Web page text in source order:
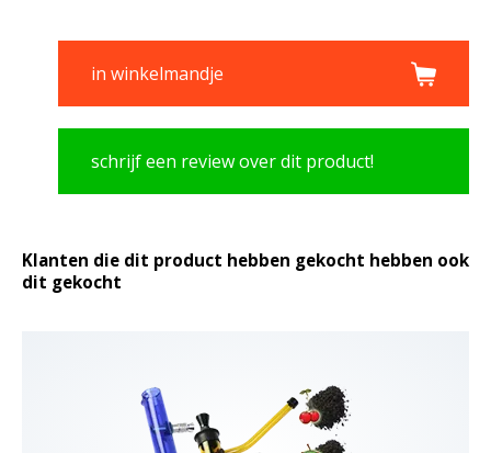
in winkelmandje
schrijf een review over dit product!
Klanten die dit product hebben gekocht hebben ook
dit gekocht